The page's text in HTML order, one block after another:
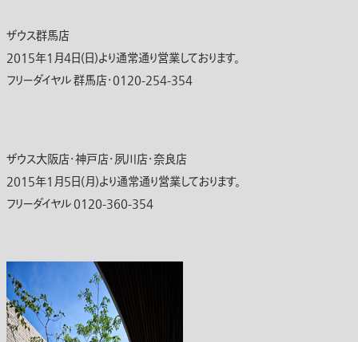
ザウス群馬店
2015年1月4日(日)より通常通り営業しております。
フリーダイヤル 群馬店・0120-254-354
ザウス大阪店・神戸店・夙川店・奈良店
2015年1月5日(月)より通常通り営業しております。
フリーダイヤル 0120-360-354